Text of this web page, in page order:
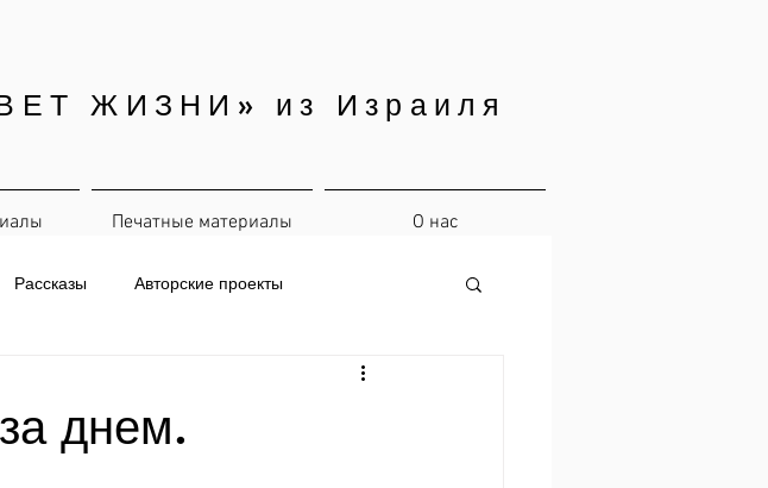
ЖИЗНИ» из Израиля
Печатные материалы О нас
Рассказы Авторские проекты
днем.